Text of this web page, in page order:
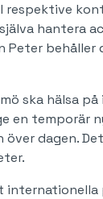
hantera
Peter behåller
ska hälsa
en temporär
över dagen.